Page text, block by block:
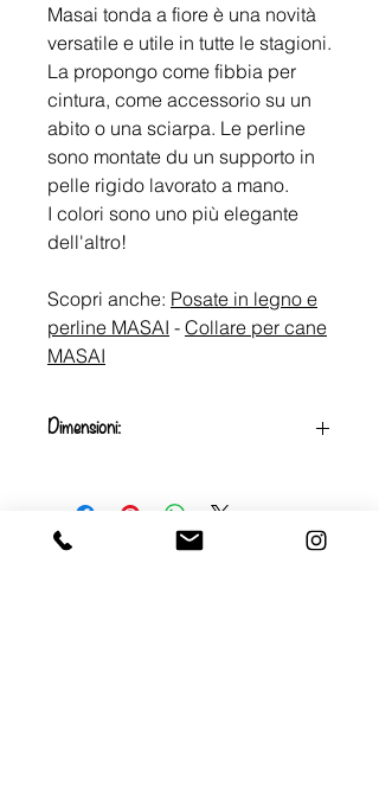
Masai tonda a fiore è una novità
versatile e utile in tutte le stagioni.
La propongo come fibbia per
cintura, come accessorio su un
abito o una sciarpa. Le perline
sono montate du un supporto in
pelle rigido lavorato a mano.
I colori sono uno più elegante
dell'altro!
Scopri anche: Posate in legno e
perline MASAI - Collare per cane
MASAI
Dimensioni:
Diametro esterno 9cm